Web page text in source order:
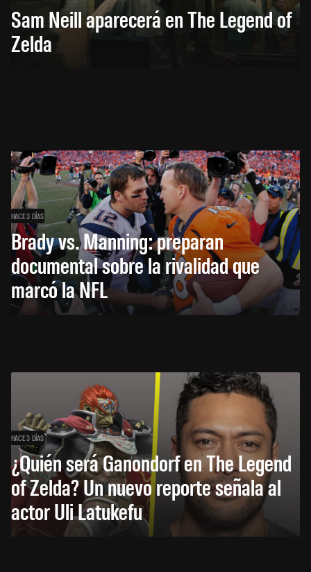
Sam Neill aparecerá en The Legend of
Zelda
HACE 3 DÍAS
Brady vs. Manning: preparan
documental sobre la rivalidad que
marcó la NFL
HACE 3 DÍAS
¿Quién será Ganondorf en The Legend
of Zelda? Un nuevo reporte señala al
actor Uli Latukefu